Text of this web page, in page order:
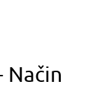
Način